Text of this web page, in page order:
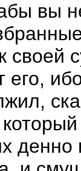
вы
его,